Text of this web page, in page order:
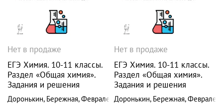
Нет в продаже
ЕГЭ Химия. 10-11 классы.
Раздел «Общая химия».
Задания и решения
Доронькин, Бережная,Февралева
Нет в продаже
ЕГЭ Химия. 10-11 классы.
Раздел «Общая химия».
Задания и решения
Доронькин, Бережная,Февралева